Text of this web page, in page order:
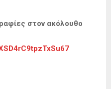
στον ακόλουθο